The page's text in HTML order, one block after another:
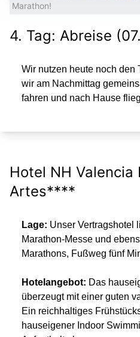
Marathon!
4. Tag: Abreise
Wir nutzen heute noch den
wir am Nachmittag
fahren und nach Hause
Hotel NH Valencia
Artes****
Lage: Unser Vertragshotel
Marathon-Messe und
Marathons, Fußweg fünf
Hotelangebot: Das
überzeugt mit einer guten
Ein reichhaltiges
hauseigener Indoor